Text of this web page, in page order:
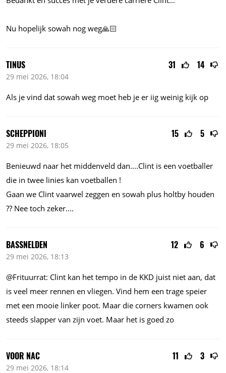
Nu hopelijk sowah nog weg🙏🏻
31 14
TINUS
29 mei 2026, 18:04
Als je vind dat sowah weg moet heb je er iig weinig kijk op
15 5
SCHEPPIONI
29 mei 2026, 18:05
Benieuwd naar het middenveld dan....Clint is een voetballer
die in twee linies kan voetballen !
Gaan we Clint vaarwel zeggen en sowah plus holtby houden
?? Nee toch zeker....
12 6
BASSNELDEN
29 mei 2026, 18:13
@Frituurrat: Clint kan het tempo in de KKD juist niet aan, dat
is veel meer rennen en vliegen. Vind hem een trage speier
met een mooie linker poot. Maar die corners kwamen ook
steeds slapper van zijn voet. Maar het is goed zo
11 3
VOOR NAC
29 mei 2026, 18:14